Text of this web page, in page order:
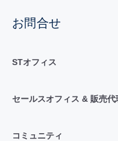
お問合せ
STオフィス
セールスオフィス & 販売代
コミュニティ